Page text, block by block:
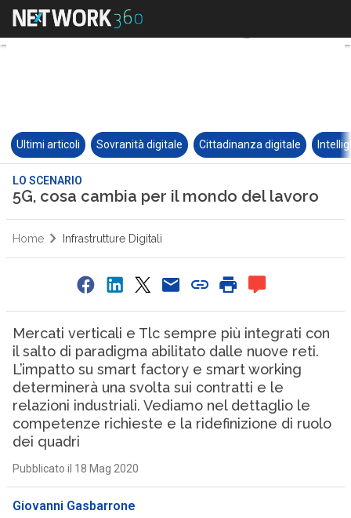
Ultimi articoli Sovranità digitale Cittadinanza digitale
LO SCENARIO
5G, cosa cambia per il mondo del lavoro
Home Infrastrutture Digitali
Mercati verticali e Tlc sempre più integrati con
il salto di paradigma abilitato dalle nuove reti.
L’impatto su smart factory e smart working
determinerà una svolta sui contratti e le
relazioni industriali. Vediamo nel dettaglio le
competenze richieste e la ridefinizione di ruolo
dei quadri
Pubblicato il 18 Mag 2020
Giovanni Gasbarrone